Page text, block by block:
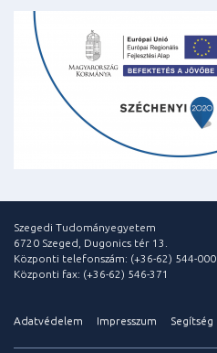
Szegedi Tudományegyetem
6720 Szeged, Dugonics tér 13.
Központi telefonszám: (+36-62) 544-000
Központi fax: (+36-62) 546-371
Adatvédelem Impresszum Segítség